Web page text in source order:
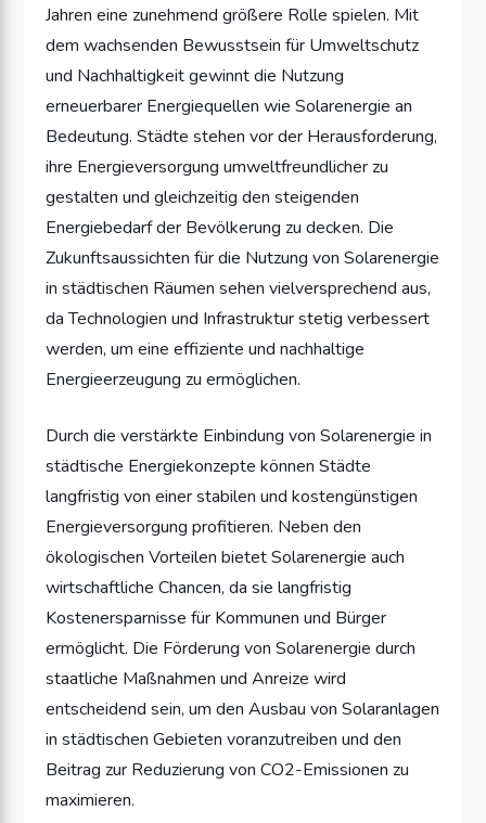
Jahren eine zunehmend größere Rolle spielen. Mit
dem wachsenden Bewusstsein für Umweltschutz
und Nachhaltigkeit gewinnt die Nutzung
erneuerbarer Energiequellen wie Solarenergie an
Bedeutung. Städte stehen vor der Herausforderung,
ihre Energieversorgung umweltfreundlicher zu
gestalten und gleichzeitig den steigenden
Energiebedarf der Bevölkerung zu decken. Die
Zukunftsaussichten für die Nutzung von Solarenergie
in städtischen Räumen sehen vielversprechend aus,
da Technologien und Infrastruktur stetig verbessert
werden, um eine effiziente und nachhaltige
Energieerzeugung zu ermöglichen.
Durch die verstärkte Einbindung von Solarenergie in
städtische Energiekonzepte können Städte
langfristig von einer stabilen und kostengünstigen
Energieversorgung profitieren. Neben den
ökologischen Vorteilen bietet Solarenergie auch
wirtschaftliche Chancen, da sie langfristig
Kostenersparnisse für Kommunen und Bürger
ermöglicht. Die Förderung von Solarenergie durch
staatliche Maßnahmen und Anreize wird
entscheidend sein, um den Ausbau von Solaranlagen
in städtischen Gebieten voranzutreiben und den
Beitrag zur Reduzierung von CO2-Emissionen zu
maximieren.